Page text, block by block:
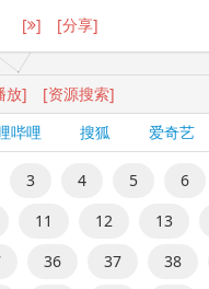
[ ] [分享]
放]
[资源搜索]
哔哩 搜狐 爱奇艺
3 4 5 6
11 12 13
36 37 38